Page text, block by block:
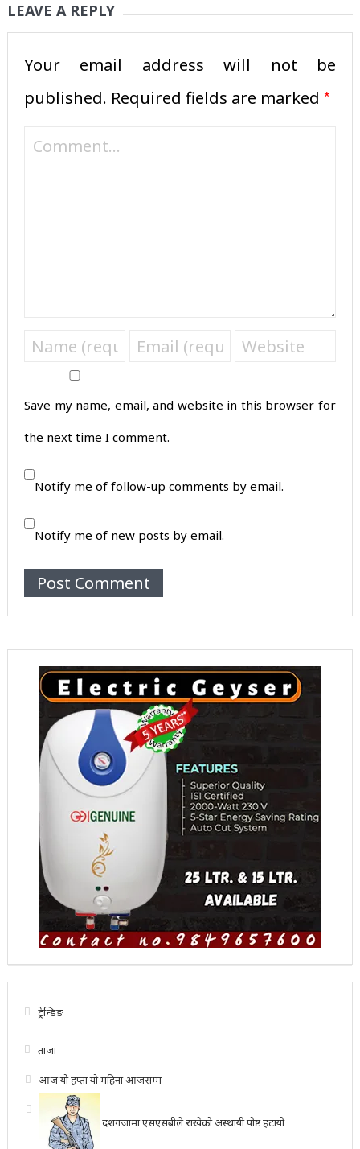
LEAVE A REPLY
Your email address will not be
published. Required fields are marked *
Save my name, email, and website in this browser for
the next time I comment.
Notify me of follow-up comments by email.
Notify me of new posts by email.
ट्रेन्डिङ
ताजा
आजयो हप्तायो महिनाआजसम्म
दशगजामा एसएसबीले राखेको अस्थायी पोष्ट हटायो